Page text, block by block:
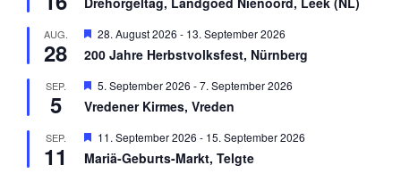
o
e
n
e
h
o
e
r
o
r
e
h
o
e
AUG.
28
H
r
o
r
e
h
o
28. August 2026 - 13. September 2026
200 Jahre Herbstvolksfest, Nürnberg
SEP.
5
H
r
o
r
5. September 2026 -7. September 2026
Vredener Kirmes, Vreden
SEP.
11
H
r
11. September 2026 - 15. September 2026
Mariä-Geburts-Markt, Telgte